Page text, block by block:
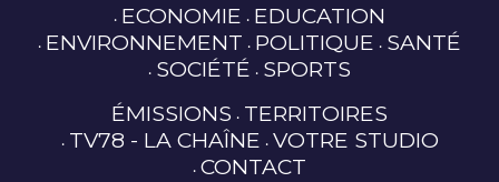
ECONOMIE EDUCATION
ENVIRONNEMENT POLITIQUE SANTÉ
SOCIÉTÉ SPORTS
ÉMISSIONS TERRITOIRES
TV78 - LA CHAÎNE VOTRE STUDIO
CONTACT